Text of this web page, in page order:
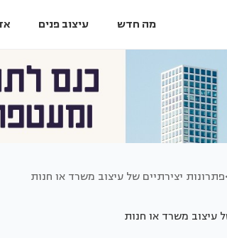
מה חדש עיצוב פנים
פתרונות יצירתיים של עיצוב משרד או חנות